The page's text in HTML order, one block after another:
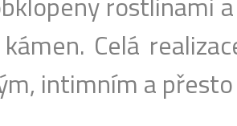
Celá
intimním a